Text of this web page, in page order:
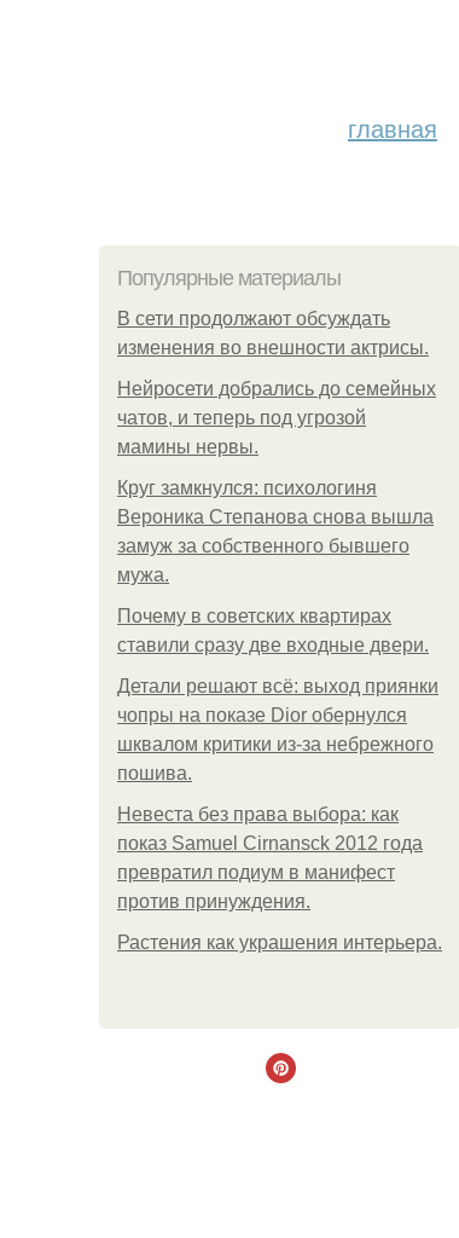
главная
Популярные материалы
В сети продолжают обсуждать
изменения во внешности актрисы.
Нейросети добрались до семейных
чатов, и теперь под угрозой
мамины нервы.
Круг замкнулся: психологиня
Вероника Степанова снова вышла
замуж за собственного бывшего
мужа.
Почему в советских квартирах
ставили сразу две входные двери.
Детали решают всё: выход приянки
чопры на показе Dior обернулся
шквалом критики из-за небрежного
пошива.
Невеста без права выбора: как
показ Samuel Cirnansck 2012 года
превратил подиум в манифест
против принуждения.
Растения как украшения интерьера.